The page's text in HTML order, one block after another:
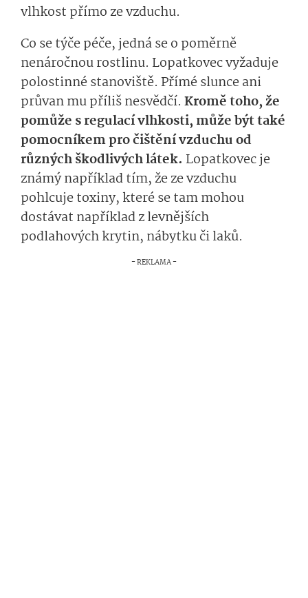
vlhkost přímo ze vzduchu.
Co se týče péče, jedná se o poměrně
nenáročnou rostlinu. Lopatkovec vyžaduje
polostinné stanoviště. Přímé slunce ani
průvan mu příliš nesvědčí. Kromě toho, že
pomůže s regulací vlhkosti, může být také
pomocníkem pro čištění vzduchu od
různých škodlivých látek. Lopatkovec je
známý například tím, že ze vzduchu
pohlcuje toxiny, které se tam mohou
dostávat například z levnějších
podlahových krytin, nábytku či laků.